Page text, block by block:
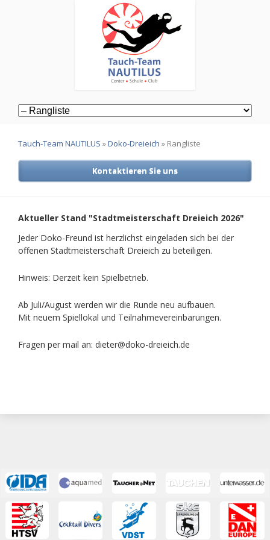
Navigation
Tauch-Team NAUTILUS »Doko-Dreieich » Rangliste
Kontaktieren Sie uns
Aktueller Stand "Stadtmeisterschaft Dreieich 2026"
Jeder Doko-Freund ist herzlichst eingeladen sich bei der
offenen Stadtmeisterschaft Dreieich zu beteiligen.
Hinweis: Derzeit kein Spielbetrieb.
Ab Juli/August werden wir die Runde neu aufbauen.
Mit neuem Spiellokal und Teilnahmevereinbarungen.
Fragen per mail an: dieter@doko-dreieich.de